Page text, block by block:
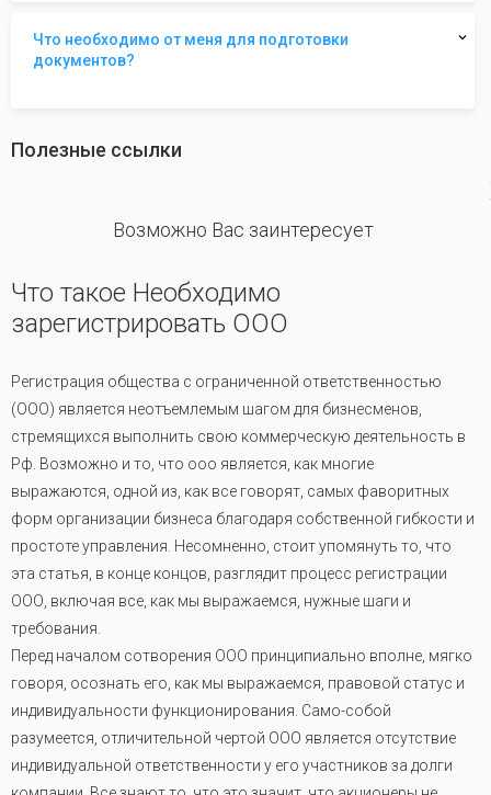
Что необходимо от меня для подготовки
документов?
Полезные ссылки
Возможно Вас заинтересует
Что такое Необходимо
зарегистрировать ООО
Регистрация общества с ограниченной ответственностью
(ООО) является неотъемлемым шагом для бизнесменов,
стремящихся выполнить свою коммерческую деятельность в
Рф. Возможно и то, что ооо является, как многие
выражаются, одной из, как все говорят, самых фаворитных
форм организации бизнеса благодаря собственной гибкости и
простоте управления. Несомненно, стоит упомянуть то, что
эта статья, в конце концов, разглядит процесс регистрации
ООО, включая все, как мы выражаемся, нужные шаги и
требования.
Перед началом сотворения ООО принципиально вполне, мягко
говоря, осознать его, как мы выражаемся, правовой статус и
индивидуальности функционирования. Само-собой
разумеется, отличительной чертой ООО является отсутствие
индивидуальной ответственности у его участников за долги